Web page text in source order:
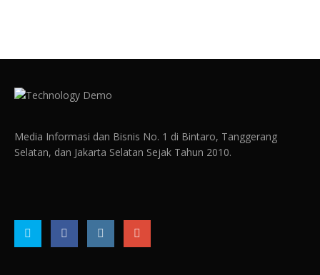
Media Informasi dan Bisnis No. 1 di Bintaro, Tanggerang
Selatan, dan Jakarta Selatan Sejak Tahun 2010.